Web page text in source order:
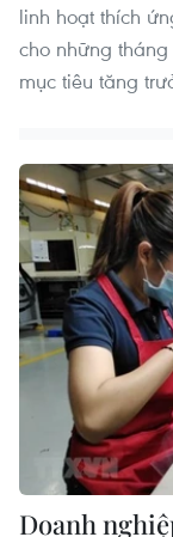
linh hoạt thích
cho những
mục tiêu tăng
Doanh